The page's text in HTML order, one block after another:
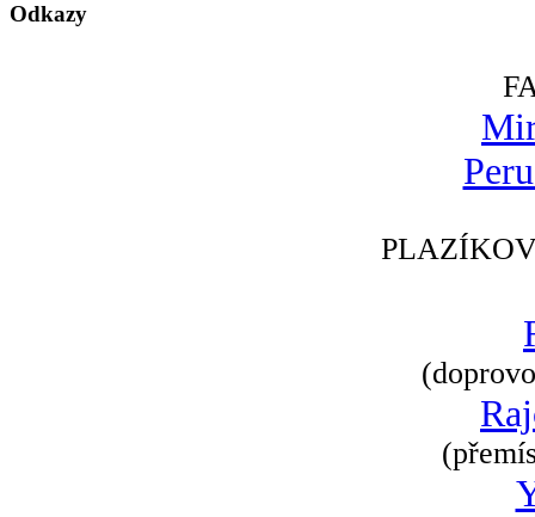
Odkazy